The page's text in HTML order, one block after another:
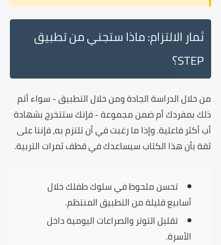
ثمار الالتزام: ماذا ستجني من تطبيق
STEP؟
من خلال الدراسة الجادة ومن خلال التطبيق - سواء أتم
ذلك بمفردك أم ضمن مجموعة - فإنك ستتخرج بشهادة
أب أكثر فاعلية. وإذا ما رغبت في أن تلتزم به، فإننا على
ثقة بأن هذا الكتاب سيساعدك في قطف ثمرات التربية.
تحسن ملحوظ في سلوك طفلك خلال
أسابيع قليلة من التطبيق المنتظم.
تقليل التوتر والصراعات اليومية داخل
الأسرة.